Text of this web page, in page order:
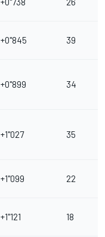
+0"845 39
+0"899 34
+1"027 35
+1"099 22
+1"121 18